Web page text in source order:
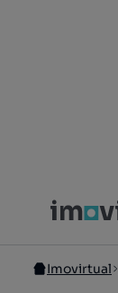
Imovirtual